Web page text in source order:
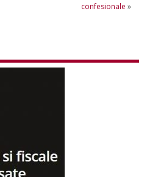
confesionale »